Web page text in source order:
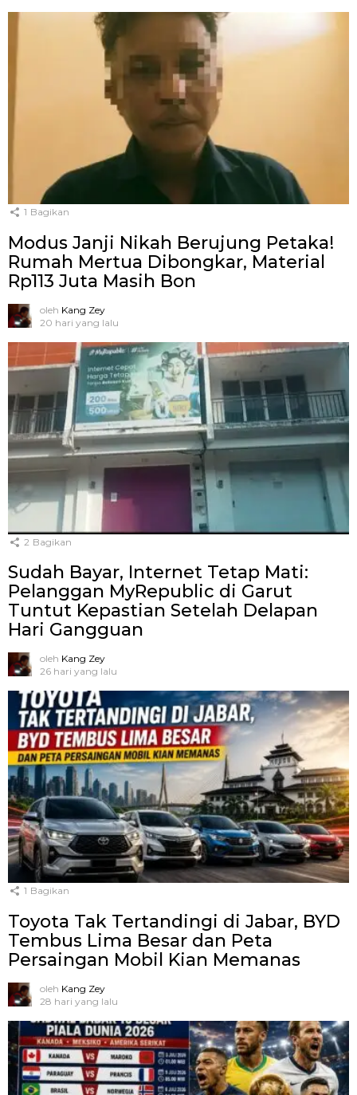
1 Bagikan
Modus Janji Nikah Berujung Petaka!
Rumah Mertua Dibongkar, Material
Rp113 Juta Masih Bon
oleh Kang Zey
20 hari yang lalu
2 Bagikan
Sudah Bayar, Internet Tetap Mati:
Pelanggan MyRepublic di Garut
Tuntut Kepastian Setelah Delapan
Hari Gangguan
oleh Kang Zey
26 hari yang lalu
1 Bagikan
Toyota Tak Tertandingi di Jabar, BYD
Tembus Lima Besar dan Peta
Persaingan Mobil Kian Memanas
oleh Kang Zey
28 hari yang lalu